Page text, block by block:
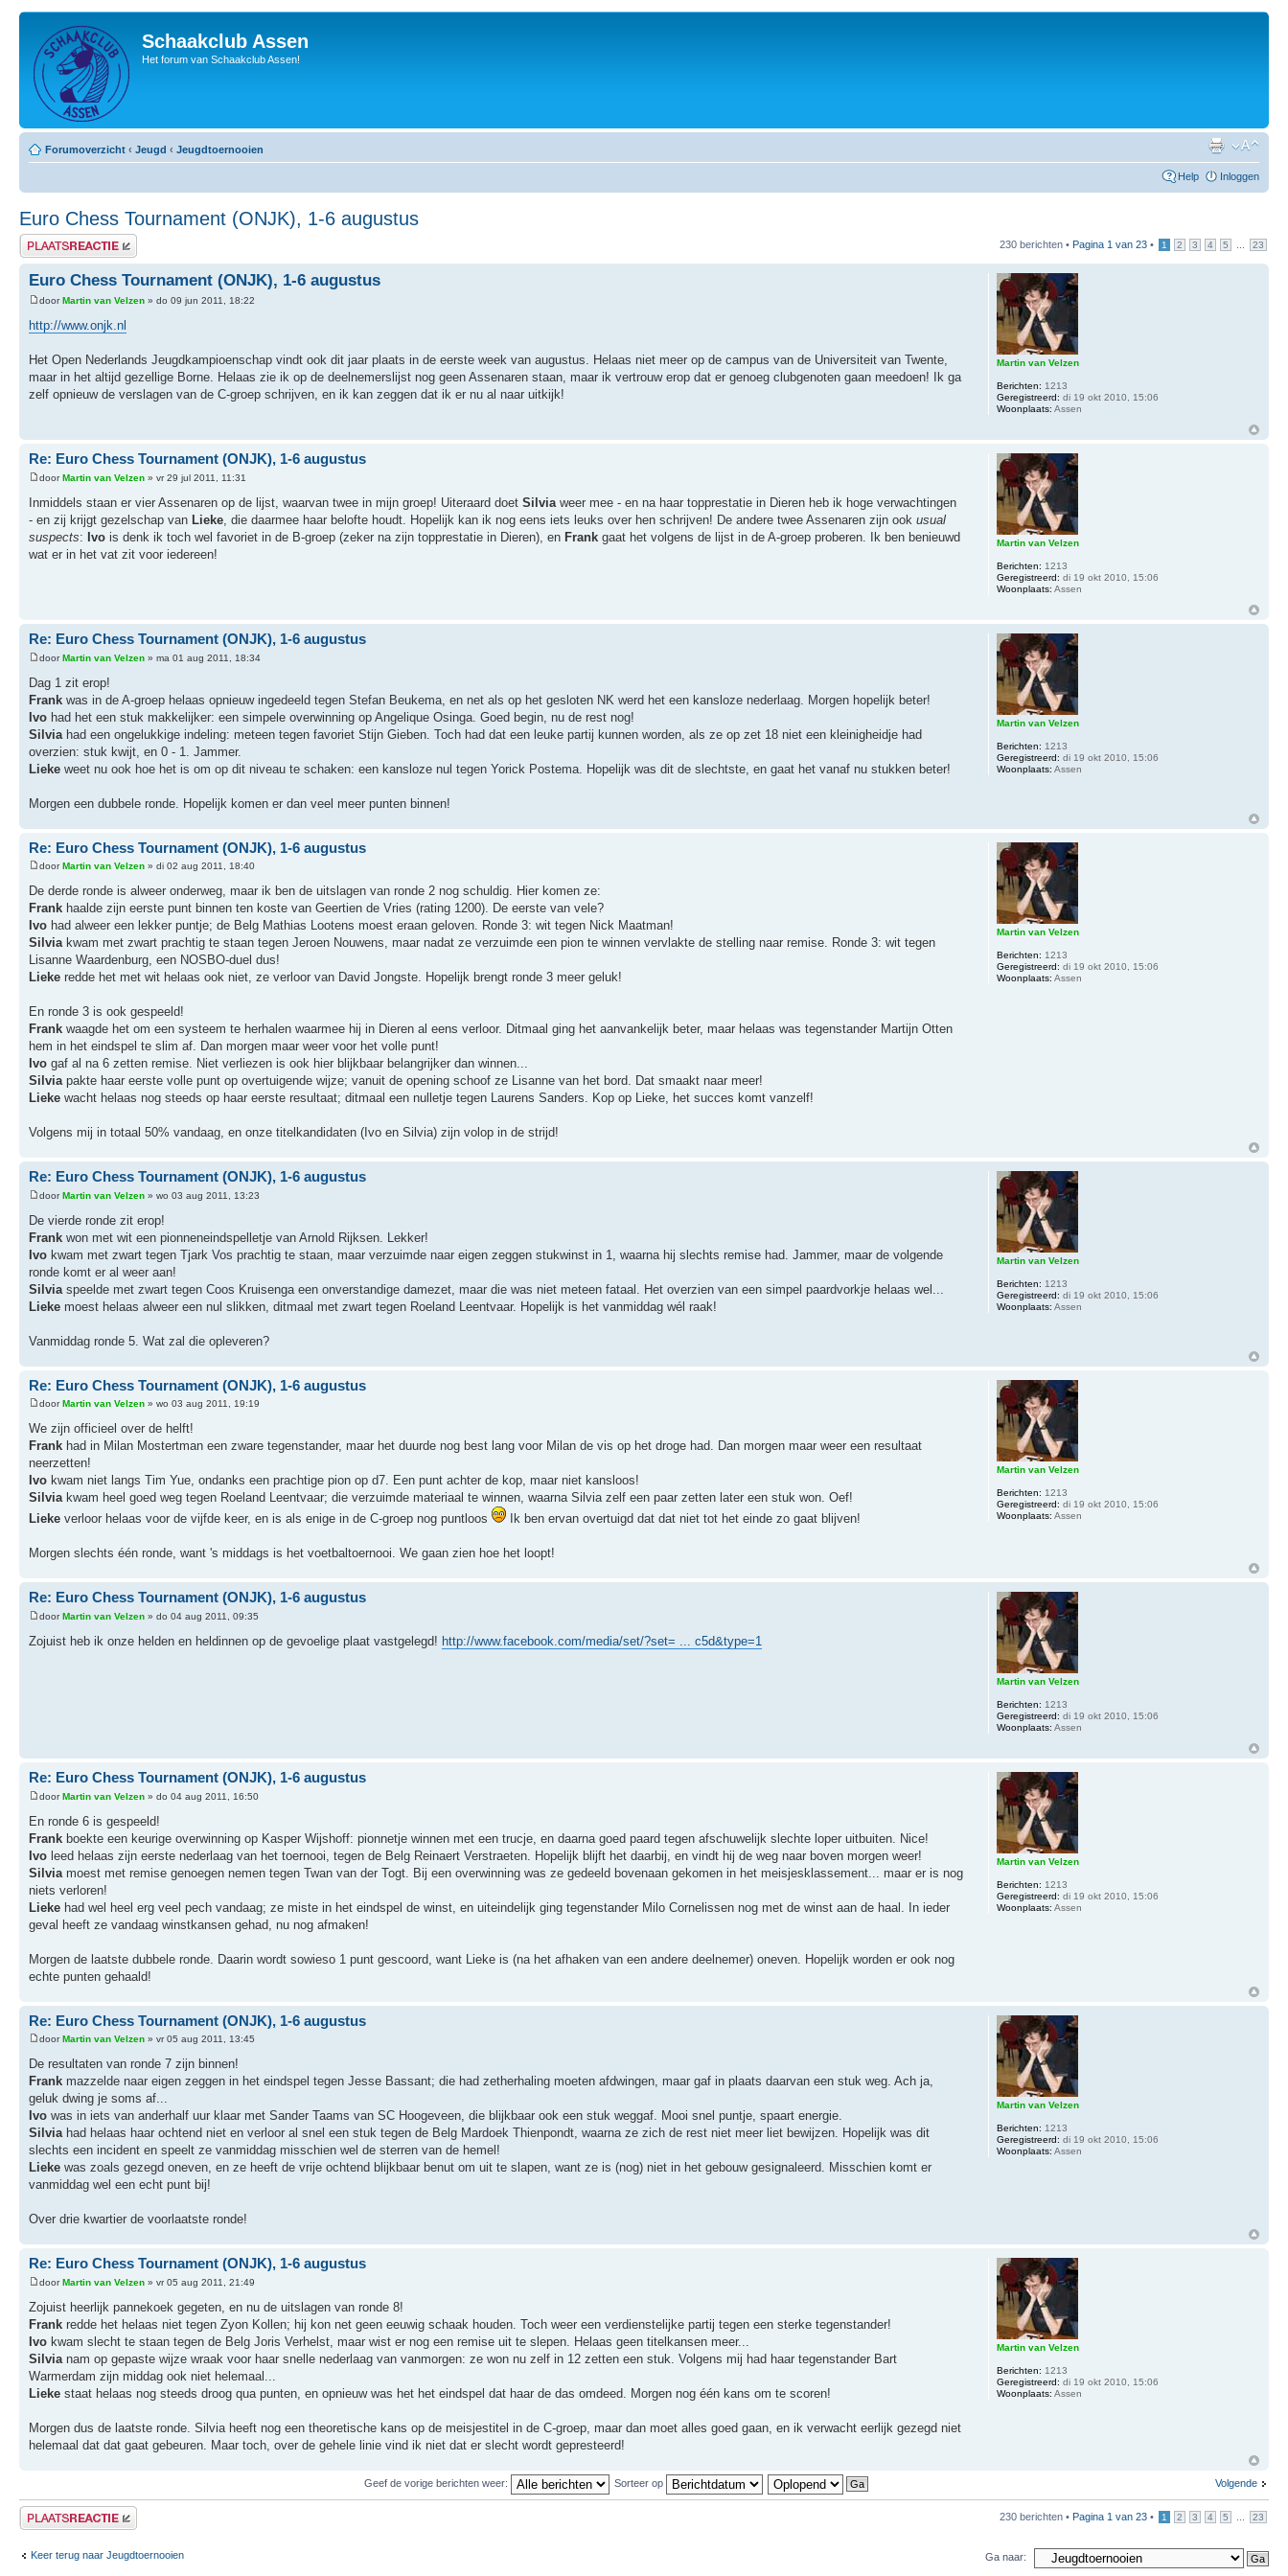
Schaakclub Assen
Het forum van Schaakclub Assen!
Forumoverzicht ‹ Jeugd ‹ Jeugdtoernooien
Help Inloggen
Euro Chess Tournament (ONJK), 1-6 augustus
Plaats een reactie 230 berichten • Pagina 1 van 23 • 1 2 3 4 5 23
Euro Chess Tournament (ONJK), 1-6 augustus
doorMartin van Velzen » do 09 jun 2011, 18:22
http://www.onjk.nl
Het Open Nederlands Jeugdkampioenschap vindt ook dit jaar plaats in de eerste week van augustus. Helaas niet meer op de campus van de Universiteit van Twente,
maar in het altijd gezellige Borne. Helaas zie ik op de deelnemerslijst nog geen Assenaren staan, maar ik vertrouw erop dat er genoeg clubgenoten gaan meedoen! Ik ga
zelf opnieuw de verslagen van de C-groep schrijven, en ik kan zeggen dat ik er nu al naar uitkijk!
Martin van Velzen
Berichten: 1213
Geregistreerd: di 19 okt 2010, 15:06
Woonplaats: Assen
Re: Euro Chess Tournament (ONJK), 1-6 augustus
doorMartin van Velzen » vr 29 jul 2011, 11:31
Inmiddels staan er vier Assenaren op de lijst, waarvan twee in mijn groep! Uiteraard doet Silvia weer mee - en na haar topprestatie in Dieren heb ik hoge verwachtingen
- en zij krijgt gezelschap van Lieke , die daarmee haar belofte houdt. Hopelijk kan ik nog eens iets leuks over hen schrijven! De andere twee Assenaren zijn ook usual
suspects: Ivo is denk ik toch wel favoriet in de B-groep (zeker na zijn topprestatie in Dieren), en Frank gaat het volgens de lijst in de A-groep proberen. Ik ben benieuwd
wat er in het vat zit voor iedereen!
Martin van Velzen
Berichten: 1213
Geregistreerd: di 19 okt 2010, 15:06
Woonplaats: Assen
Re: Euro Chess Tournament (ONJK), 1-6 augustus
doorMartin van Velzen » ma 01 aug 2011, 18:34
Dag 1 zit erop!
Frank was in de A-groep helaas opnieuw ingedeeld tegen Stefan Beukema, en net als op het gesloten NK werd het een kansloze nederlaag. Morgen hopelijk beter!
Ivo had het een stuk makkelijker: een simpele overwinning op Angelique Osinga. Goed begin, nu de rest nog!
Silvia had een ongelukkige indeling: meteen tegen favoriet Stijn Gieben. Toch had dat een leuke partij kunnen worden, als ze op zet 18 niet een kleinigheidje had
overzien: stuk kwijt, en 0 - 1. Jammer.
Lieke weet nu ook hoe het is om op dit niveau te schaken: een kansloze nul tegen Yorick Postema. Hopelijk was dit de slechtste, en gaat het vanaf nu stukken beter!
Morgen een dubbele ronde. Hopelijk komen er dan veel meer punten binnen!
Martin van Velzen
Berichten: 1213
Geregistreerd: di 19 okt 2010, 15:06
Woonplaats: Assen
Re: Euro Chess Tournament (ONJK), 1-6 augustus
doorMartin van Velzen » di 02 aug 2011, 18:40
De derde ronde is alweer onderweg, maar ik ben de uitslagen van ronde 2 nog schuldig. Hier komen ze:
Frank haalde zijn eerste punt binnen ten koste van Geertien de Vries (rating 1200). De eerste van vele?
Ivo had alweer een lekker puntje; de Belg Mathias Lootens moest eraan geloven. Ronde 3: wit tegen Nick Maatman!
Silviakwam met zwart prachtig te staan tegen Jeroen Nouwens, maar nadat ze verzuimde een pion te winnen vervlakte de stelling naar remise. Ronde 3: wit tegen
Lisanne Waardenburg, een NOSBO-duel dus!
Lieke redde het met wit helaas ook niet, ze verloor van David Jongste. Hopelijk brengt ronde 3 meer geluk!
En ronde 3 is ook gespeeld!
Frank waagde het om een systeem te herhalen waarmee hij in Dieren al eens verloor. Ditmaal ging het aanvankelijk beter, maar helaas was tegenstander Martijn Otten
hem in het eindspel te slim af. Dan morgen maar weer voor het volle punt!
Ivo gaf al na 6 zetten remise. Niet verliezen is ook hier blijkbaar belangrijker dan winnen...
Silviapakte haar eerste volle punt op overtuigende wijze; vanuit de opening schoof ze Lisanne van het bord. Dat smaakt naar meer!
Lieke wacht helaas nog steeds op haar eerste resultaat; ditmaal een nulletje tegen Laurens Sanders. Kop op Lieke, het succes komt vanzelf!
Volgens mij in totaal 50% vandaag, en onze titelkandidaten (Ivo en Silvia) zijn volop in de strijd!
Martin van Velzen
Berichten: 1213
Geregistreerd: di 19 okt 2010, 15:06
Woonplaats: Assen
Re: Euro Chess Tournament (ONJK), 1-6 augustus
doorMartin van Velzen » wo 03 aug 2011, 13:23
De vierde ronde zit erop!
Frank won met wit een pionneneindspelletje van Arnold Rijksen. Lekker!
Ivo kwam met zwart tegen Tjark Vos prachtig te staan, maar verzuimde naar eigen zeggen stukwinst in 1, waarna hij slechts remise had. Jammer, maar de volgende
ronde komt er al weer aan!
Silvia speelde met zwart tegen Coos Kruisenga een onverstandige damezet, maar die was niet meteen fataal. Het overzien van een simpel paardvorkje helaas wel...
Lieke moest helaas alweer een nul slikken, ditmaal met zwart tegen Roeland Leentvaar. Hopelijk is het vanmiddag wél raak!
Vanmiddag ronde 5. Wat zal die opleveren?
Martin van Velzen
Berichten: 1213
Geregistreerd: di 19 okt 2010, 15:06
Woonplaats: Assen
Re: Euro Chess Tournament (ONJK), 1-6 augustus
doorMartin van Velzen » wo 03 aug 2011, 19:19
We zijn officieel over de helft!
Frank had in Milan Mostertman een zware tegenstander, maar het duurde nog best lang voor Milan de vis op het droge had. Dan morgen maar weer een resultaat
neerzetten!
Ivo kwam niet langs Tim Yue, ondanks een prachtige pion op d7. Een punt achter de kop, maar niet kansloos!
Silviakwam heel goed weg tegen Roeland Leentvaar; die verzuimde materiaal te winnen, waarna Silvia zelf een paar zetten later een stuk won. Oef!
Lieke verloor helaas voor de vijfde keer, en is als enige in de C-groep nog puntloos Ik ben ervan overtuigd dat dat niet tot het einde zo gaat blijven!
Morgen slechts één ronde, want 's middags is het voetbaltoernooi. We gaan zien hoe het loopt!
Martin van Velzen
Berichten: 1213
Geregistreerd: di 19 okt 2010, 15:06
Woonplaats: Assen
Re: Euro Chess Tournament (ONJK), 1-6 augustus
doorMartin van Velzen » do 04 aug 2011, 09:35
Zojuist heb ik onze helden en heldinnen op de gevoelige plaat vastgelegd! http://www.facebook.com/media/set/?set= ... c5d&type=1
Martin van Velzen
Berichten: 1213
Geregistreerd: di 19 okt 2010, 15:06
Woonplaats: Assen
Re: Euro Chess Tournament (ONJK), 1-6 augustus
doorMartin van Velzen » do 04 aug 2011, 16:50
En ronde 6 is gespeeld!
Frank boekte een keurige overwinning op Kasper Wijshoff: pionnetje winnen met een trucje, en daarna goed paard tegen afschuwelijk slechte loper uitbuiten. Nice!
Ivo leed helaas zijn eerste nederlaag van het toernooi, tegen de Belg Reinaert Verstraeten. Hopelijk blijft het daarbij, en vindt hij de weg naar boven morgen weer!
Silvia moest met remise genoegen nemen tegen Twan van der Togt. Bij een overwinning was ze gedeeld bovenaan gekomen in het meisjesklassement... maar er is nog
niets verloren!
Lieke had wel heel erg veel pech vandaag; ze miste in het eindspel de winst, en uiteindelijk ging tegenstander Milo Cornelissen nog met de winst aan de haal. In ieder
geval heeft ze vandaag winstkansen gehad, nu nog afmaken!
Morgen de laatste dubbele ronde. Daarin wordt sowieso 1 punt gescoord, want Lieke is (na het afhaken van een andere deelnemer) oneven. Hopelijk worden er ook nog
echte punten gehaald!
Martin van Velzen
Berichten: 1213
Geregistreerd: di 19 okt 2010, 15:06
Woonplaats: Assen
Re: Euro Chess Tournament (ONJK), 1-6 augustus
doorMartin van Velzen » vr 05 aug 2011, 13:45
De resultaten van ronde 7 zijn binnen!
Frank mazzelde naar eigen zeggen in het eindspel tegen Jesse Bassant; die had zetherhaling moeten afdwingen, maar gaf in plaats daarvan een stuk weg. Ach ja,
geluk dwing je soms af...
Ivo was in iets van anderhalf uur klaar met Sander Taams van SC Hoogeveen, die blijkbaar ook een stuk weggaf. Mooi snel puntje, spaart energie.
Silviahad helaas haar ochtend niet en verloor al snel een stuk tegen de Belg Mardoek Thienpondt, waarna ze zich de rest niet meer liet bewijzen. Hopelijk was dit
slechts een incident en speelt ze vanmiddag misschien wel de sterren van de hemel!
Lieke was zoals gezegd oneven, en ze heeft de vrije ochtend blijkbaar benut om uit te slapen, want ze is (nog) niet in het gebouw gesignaleerd. Misschien komt er
vanmiddag wel een echt punt bij!
Over drie kwartier de voorlaatste ronde!
Martin van Velzen
Berichten: 1213
Geregistreerd: di 19 okt 2010, 15:06
Woonplaats: Assen
Re: Euro Chess Tournament (ONJK), 1-6 augustus
doorMartin van Velzen » vr 05 aug 2011, 21:49
Zojuist heerlijk pannekoek gegeten, en nu de uitslagen van ronde 8!
Frank redde het helaas niet tegen Zyon Kollen; hij kon net geen eeuwig schaak houden. Toch weer een verdienstelijke partij tegen een sterke tegenstander!
Ivo kwam slecht te staan tegen de Belg Joris Verhelst, maar wist er nog een remise uit te slepen. Helaas geen titelkansen meer...
Silvia nam op gepaste wijze wraak voor haar snelle nederlaag van vanmorgen: ze won nu zelf in 12 zetten een stuk. Volgens mij had haar tegenstander Bart
Warmerdam zijn middag ook niet helemaal...
Lieke staat helaas nog steeds droog qua punten, en opnieuw was het het eindspel dat haar de das omdeed. Morgen nog één kans om te scoren!
Morgen dus de laatste ronde. Silvia heeft nog een theoretische kans op de meisjestitel in de C-groep, maar dan moet alles goed gaan, en ik verwacht eerlijk gezegd niet
helemaal dat dat gaat gebeuren. Maar toch, over de gehele linie vind ik niet dat er slecht wordt gepresteerd!
Martin van Velzen
Berichten: 1213
Geregistreerd: di 19 okt 2010, 15:06
Woonplaats: Assen
Volgende
Geef de vorige berichten weer: Sorteer op
Plaats een reactie 230 berichten • Pagina 1 van 23 • 1 2 3 4 5 23
Keer terug naar Jeugdtoernooien Ga naar: